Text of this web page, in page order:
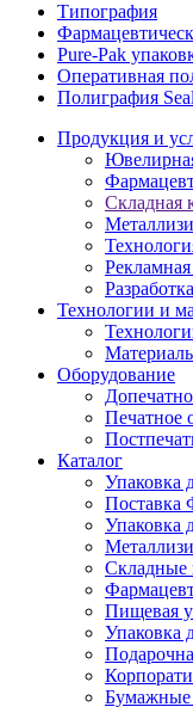
Типография
Pure-Pak
Оперативная
Полиграфия
Продукция и
Складная
Технологии и
Оборудование
Печатное
Каталог
Упаковка
Поставка
Упаковка
Складные
Пищевая
Упаковка
Бумажные